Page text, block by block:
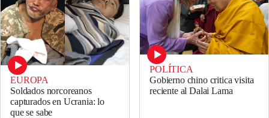
EUROPA
Soldados norcoreanos
capturados en Ucrania: lo
que se sabe
POLÍTICA
Gobierno chino critica visita
reciente al Dalai Lama